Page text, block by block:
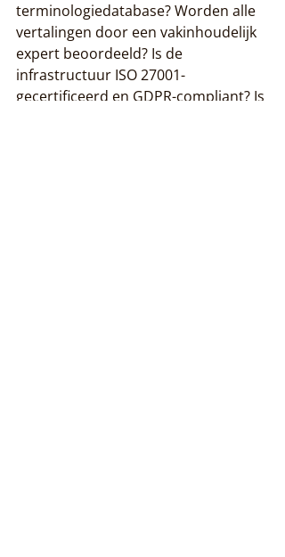
terminologiedatabase? Worden alle
vertalingen door een vakinhoudelijk
expert beoordeeld? Is de
infrastructuur ISO 27001-
gecertificeerd en GDPR-compliant? Is